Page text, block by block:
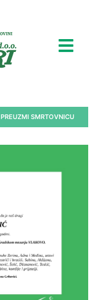
PREUZMI SMRTOVNICU